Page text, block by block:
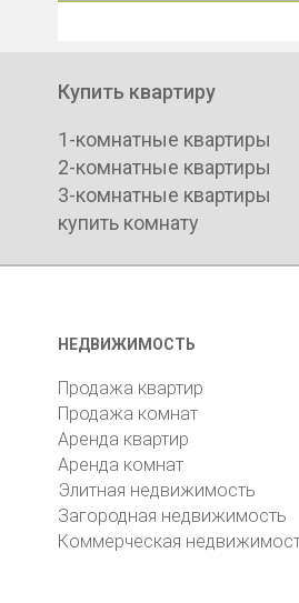
Купить квартиру
1-комнатные квартиры
2-комнатные квартиры
3-комнатные квартиры
купить комнату
НЕДВИЖИМОСТЬ
Продажа квартир
Продажа комнат
Аренда квартир
Аренда комнат
Элитная недвижимость
Загородная недвижимость
Коммерческая